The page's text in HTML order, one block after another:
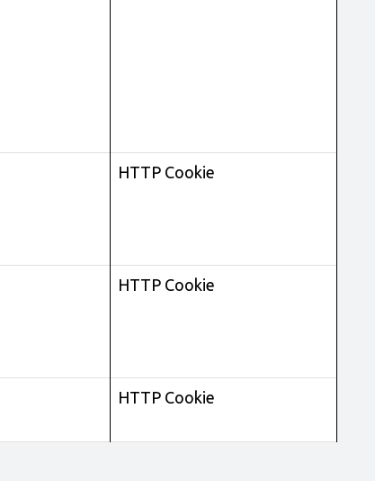
HTTP Cookie
HTTP Cookie
HTTP Cookie